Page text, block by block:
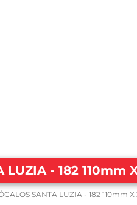
LUZIA - 182
SANTA LUZIA - 182 110mm